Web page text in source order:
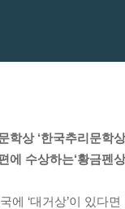
학상 ‘한국추리문학상
에 수상하는‘황금펜
에 ‘대거상’이 있